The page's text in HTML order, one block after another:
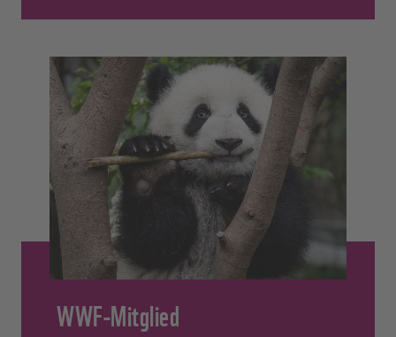
WWF-Mitglied